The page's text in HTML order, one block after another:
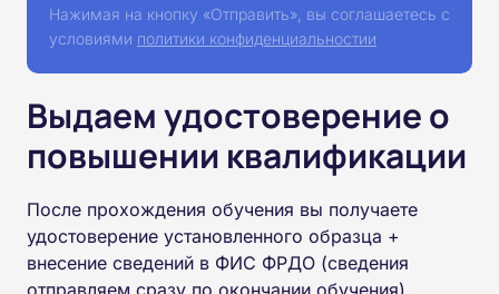
Нажимая на кнопку «Отправить», вы соглашаетесь с
условиями политики конфиденциальностии
Выдаем удостоверение о
повышении квалификации
После прохождения обучения вы получаете
удостоверение установленного образца +
внесение сведений в ФИС ФРДО (сведения